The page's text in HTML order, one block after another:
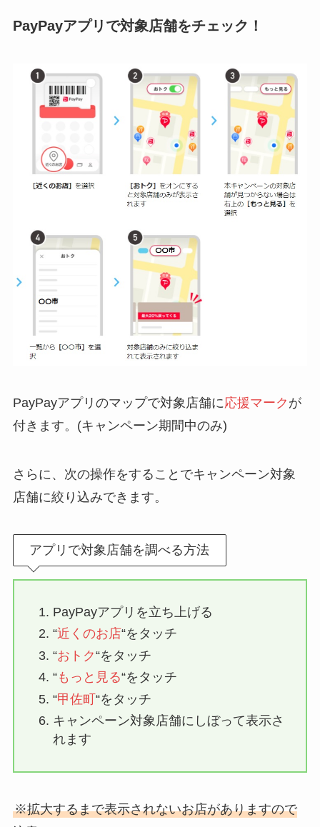
PayPayアプリで対象店舗をチェック！
PayPayアプリのマップで対象店舗に応援マーク が
付きます。(キャンペーン期間中のみ)
さらに、次の操作をすることでキャンペーン対象
店舗に絞り込みできます。
アプリで対象店舗を調べる方法
PayPayアプリを立ち上げる
“近くのお店“をタッチ
“おトク“をタッチ
“もっと見る“をタッチ
“甲佐町“をタッチ
キャンペーン対象店舗にしぼって表示さ
れます
※拡大するまで表示されないお店がありますので